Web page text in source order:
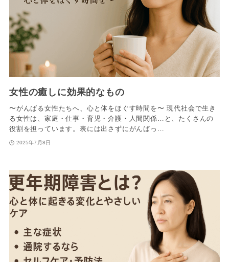
女性の癒しに効果的なもの
〜がんばる女性たちへ、心と体をほぐす時間を〜 現代社会で生き
る女性は、家庭・仕事・育児・介護・人間関係…と、たくさんの
役割を担っています。表には出さずにがんばっ…
2025年7月8日